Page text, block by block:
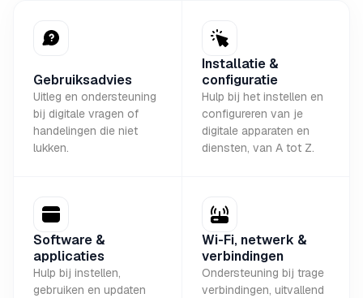
Gebruiksadvies
Uitleg en ondersteuning
bij digitale vragen of
handelingen die niet
lukken.
Installatie &
configuratie
Hulp bij het instellen en
configureren van je
digitale apparaten en
diensten, van A tot Z.
Software &
applicaties
Hulp bij instellen,
gebruiken en updaten
Wi-Fi, netwerk &
verbindingen
Ondersteuning bij trage
verbindingen, uitvallend